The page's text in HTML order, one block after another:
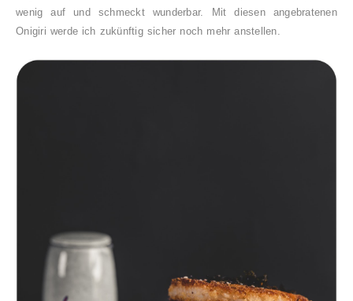
wenig auf und schmeckt wunderbar. Mit diesen angebratenen
Onigiri werde ich zukünftig sicher noch mehr anstellen.